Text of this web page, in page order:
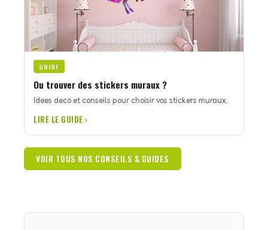
GUIDE
Ou trouver des stickers muraux ?
Idees deco et conseils pour choisir vos stickers muraux.
LIRE LE GUIDE ›
VOIR TOUS NOS CONSEILS & GUIDES